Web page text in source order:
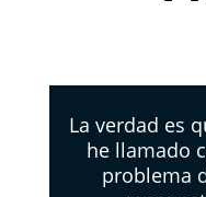
La verdad es
he llamado
problema